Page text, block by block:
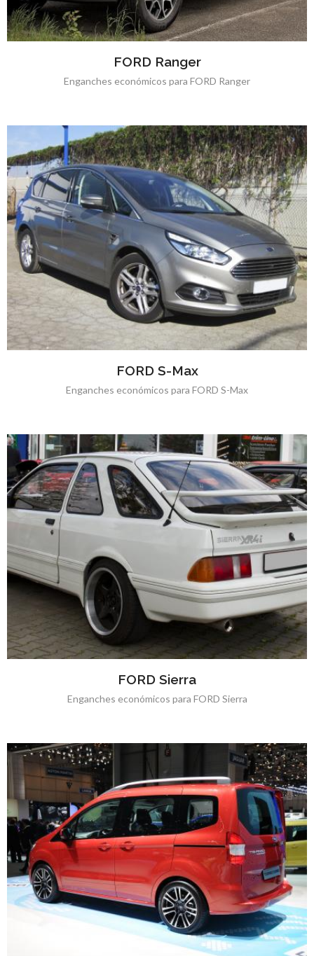
FORD Ranger
Enganches económicos para FORD Ranger
FORD S-Max
Enganches económicos para FORD S-Max
FORD Sierra
Enganches económicos para FORD Sierra